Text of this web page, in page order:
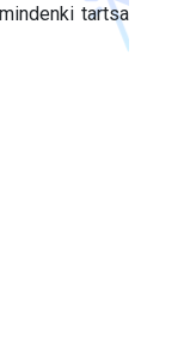
tartsa